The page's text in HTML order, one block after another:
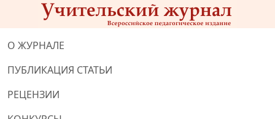
О ЖУРНАЛЕ
ПУБЛИКАЦИЯ СТАТЬИ
РЕЦЕНЗИИ